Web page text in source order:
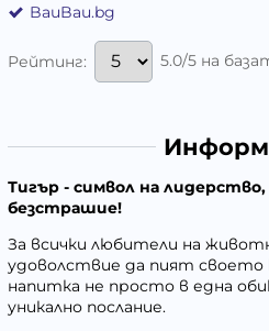
BauBau.bg
Рейтинг: 5.0/5 на
Тигър - символ на
безстрашие!
За всички любители на
удоволствие да пият своето
напитка не просто в една
уникално послание.